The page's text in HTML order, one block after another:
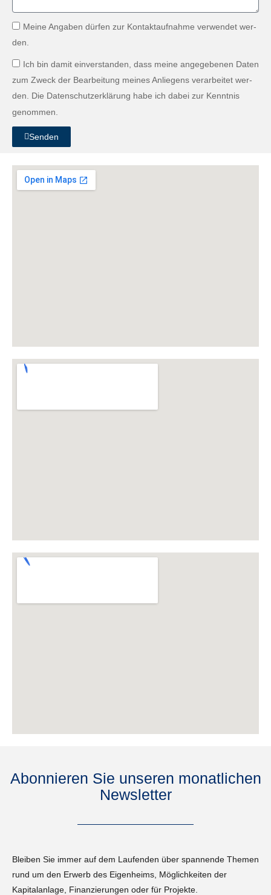
Meine Angaben dür­fen zur Kon­tak­tauf­nahme ver­wen­det wer­
den.
Ich bin damit ein­ver­standen, dass meine angegebe­nen Dat­en
zum Zweck der Bear­beitung meines Anliegens ver­ar­beit­et wer­
den. Die Daten­schutzerk­lärung habe ich dabei zur Ken­nt­nis
genom­men.
Senden
Abonnieren Sie unseren monatlichen
Newsletter
Bleiben Sie immer auf dem Laufenden über spannende Themen
rund um den Erwerb des Eigenheims, Möglichkeiten der
Kapitalanlage, Finanzierungen oder für Projekte.